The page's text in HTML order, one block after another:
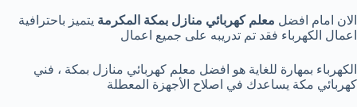
الان امام افضل معلم كهربائي منازل بمكة المكرمة يتميز باحترافية
اعمال الكهرباء فقد تم تدريبه على جميع اعمال
الكهرباء بمهارة للغاية هو افضل معلم كهربائي منازل بمكة ، فني
كهربائي مكة يساعدك في اصلاح الأجهزة المعطلة